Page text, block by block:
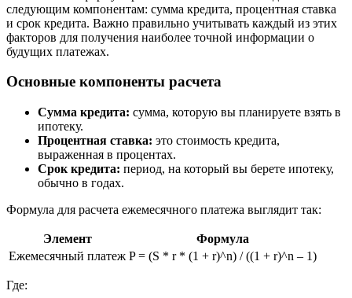
следующим компонентам: сумма кредита, процентная ставка
и срок кредита. Важно правильно учитывать каждый из этих
факторов для получения наиболее точной информации о
будущих платежах.
Основные компоненты расчета
Сумма кредита: сумма, которую вы планируете взять в
ипотеку.
Процентная ставка: это стоимость кредита,
выраженная в процентах.
Срок кредита: период, на который вы берете ипотеку,
обычно в годах.
Формула для расчета ежемесячного платежа выглядит так:
Элемент
Формула
Ежемесячный платеж P = (S * r * (1 + r)^n) / ((1 + r)^n – 1)
Где: